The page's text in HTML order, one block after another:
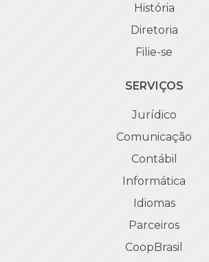
História
Diretoria
Filie-se
SERVIÇOS
Jurídico
Comunicação
Contábil
Informática
Idiomas
Parceiros
CoopBrasil